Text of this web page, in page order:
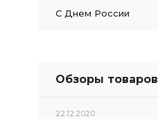
С Днем России
Обзоры товаров
22.12.2020